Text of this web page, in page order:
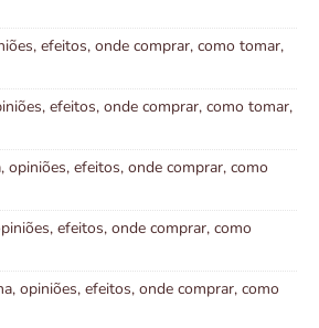
efeitos, onde comprar, como tomar,
efeitos, onde comprar, como tomar,
opiniões, efeitos, onde comprar, como
efeitos, onde comprar, como
opiniões, efeitos, onde comprar, como